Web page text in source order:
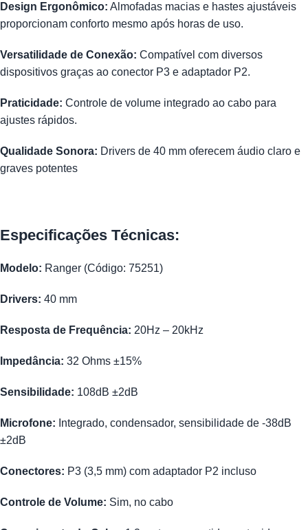
Design Ergonômico: Almofadas macias e hastes ajustáveis
proporcionam conforto mesmo após horas de uso.
Versatilidade de Conexão: Compatível com diversos
dispositivos graças ao conector P3 e adaptador P2.
Praticidade: Controle de volume integrado ao cabo para
ajustes rápidos.
Qualidade Sonora: Drivers de 40 mm oferecem áudio claro e
graves potentes
Especificações Técnicas:
Modelo: Ranger (Código: 75251)
Drivers: 40 mm
Resposta de Frequência: 20Hz – 20kHz
Impedância: 32 Ohms ±15%
Sensibilidade: 108dB ±2dB
Microfone: Integrado, condensador, sensibilidade de -38dB
±2dB
Conectores: P3 (3,5 mm) com adaptador P2 incluso
Controle de Volume: Sim, no cabo